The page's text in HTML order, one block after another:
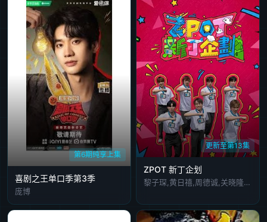
第6期纯享上集
喜剧之王单口季第3季
庞博
更新至第13集
ZPOT 新丁企划
黎子琛,黄日禧,周德诚,关晓隆,陈缙羲,张肇维,林焯彦